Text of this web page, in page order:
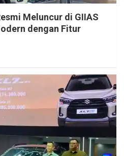
Meluncur di GIIAS
dengan Fitur